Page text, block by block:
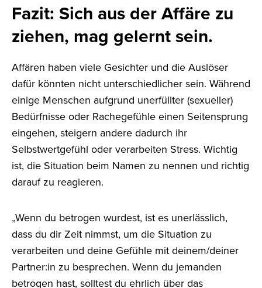
Fazit: Sich aus der Affäre zu
ziehen, mag gelernt sein.
Affären haben viele Gesichter und die Auslöser
dafür könnten nicht unterschiedlicher sein. Während
einige Menschen aufgrund unerfüllter (sexueller)
Bedürfnisse oder Rachegefühle einen Seitensprung
eingehen, steigern andere dadurch ihr
Selbstwertgefühl oder verarbeiten Stress. Wichtig
ist, die Situation beim Namen zu nennen und richtig
darauf zu reagieren.
„Wenn du betrogen wurdest, ist es unerlässlich,
dass du dir Zeit nimmst, um die Situation zu
verarbeiten und deine Gefühle mit deinem/deiner
Partner:in zu besprechen. Wenn du jemanden
betrogen hast, solltest du ehrlich über das